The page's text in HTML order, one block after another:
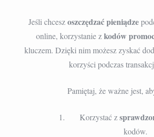
Jeśli chceszoszczędzać pieniądze
online, korzystanie zkodów
kluczem. Dzięki nim możesz zyskać
korzyści podczas
Pamiętaj, że ważne jest,
Korzystać z
kodów.